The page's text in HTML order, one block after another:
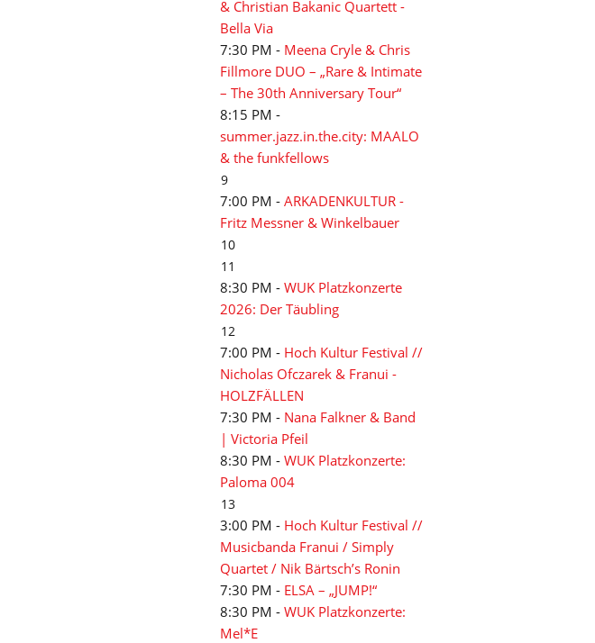
& Christian Bakanic Quartett -
Bella Via
7:30 PM - Meena Cryle & Chris
Fillmore DUO – „Rare & Intimate
– The 30th Anniversary Tour“
8:15 PM -
summer.jazz.in.the.city: MAALO
& the funkfellows
9
7:00 PM - ARKADENKULTUR -
Fritz Messner & Winkelbauer
10
11
8:30 PM - WUK Platzkonzerte
2026: Der Täubling
12
7:00 PM - Hoch Kultur Festival //
Nicholas Ofczarek & Franui -
HOLZFÄLLEN
7:30 PM - Nana Falkner & Band
| Victoria Pfeil
8:30 PM - WUK Platzkonzerte:
Paloma 004
13
3:00 PM - Hoch Kultur Festival //
Musicbanda Franui / Simply
Quartet / Nik Bärtsch’s Ronin
7:30 PM - ELSA – „JUMP!“
8:30 PM - WUK Platzkonzerte:
Mel*E